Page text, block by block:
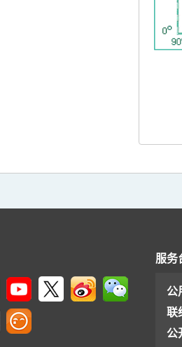
服务
公
联
公